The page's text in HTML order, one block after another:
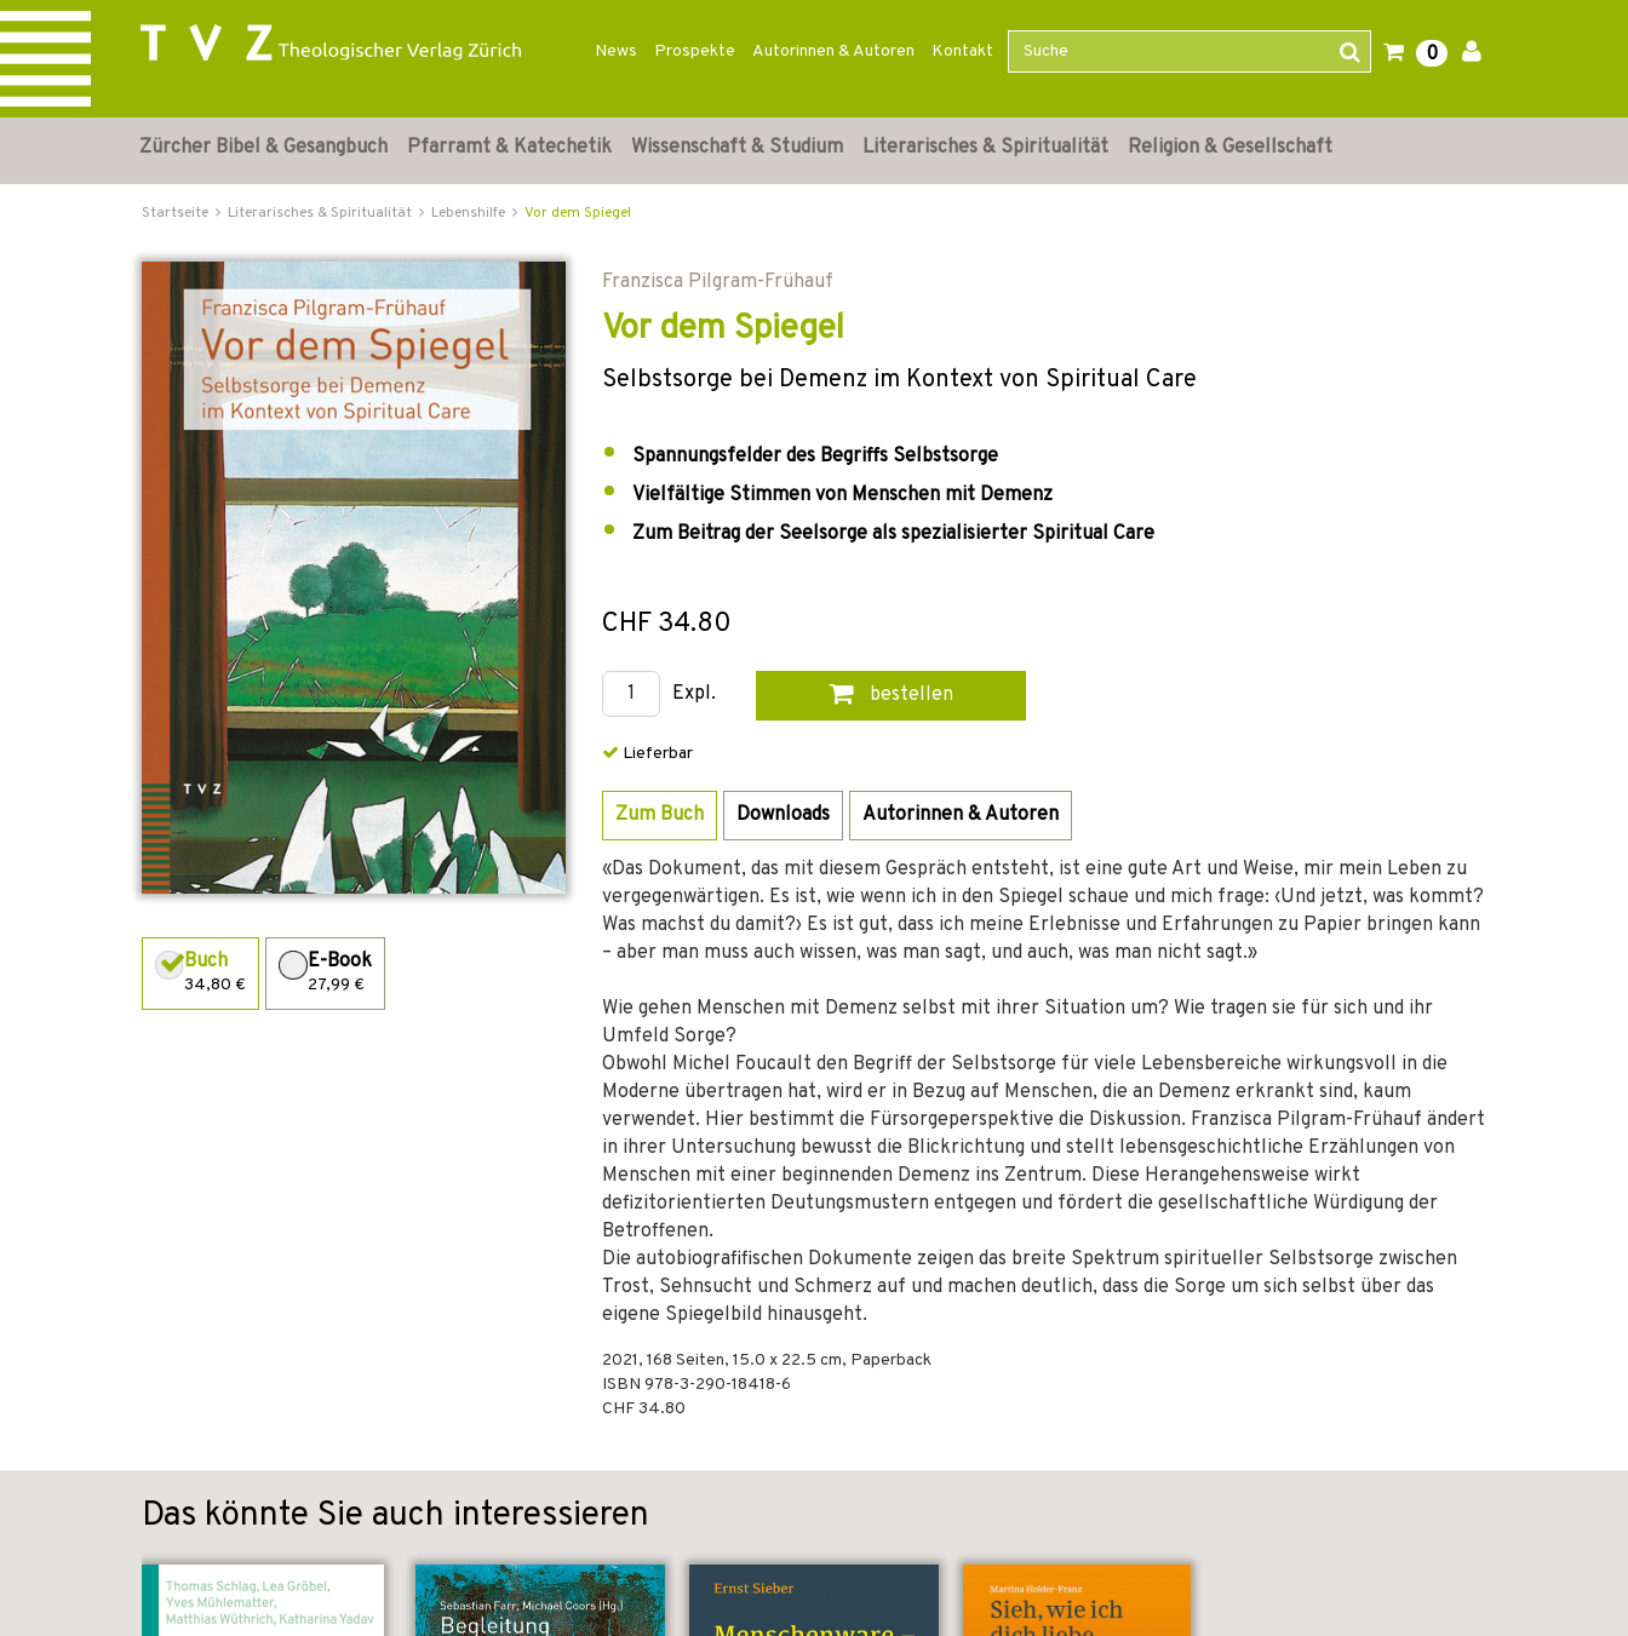
News Prospekte Autorinnen & Autoren Kontakt 0
Zürcher Bibel & Gesangbuch Pfarramt & Katechetik Wissenschaft & Studium Literarisches & Spiritualität Religion & Gesellschaft
Startseite Literarisches & Spiritualität Lebenshilfe Vor dem Spiegel
Buch
34,80 €
E-Book
27,99 €
Franzisca Pilgram-Frühauf
Vor dem Spiegel
Selbstsorge bei Demenz im Kontext von Spiritual Care
Spannungsfelder des Begriffs Selbstsorge
Vielfältige Stimmen von Menschen mit Demenz
Zum Beitrag der Seelsorge als spezialisierter Spiritual Care
CHF 34.80
Expl. bestellen
Lieferbar
Zum Buch Downloads Autorinnen & Autoren
«Das Dokument, das mit diesem Gespräch entsteht, ist eine gute Art und Weise, mir mein Leben zu
vergegenwärtigen. Es ist, wie wenn ich in den Spiegel schaue und mich frage: ‹Und jetzt, was kommt?
Was machst du damit?› Es ist gut, dass ich meine Erlebnisse und Erfahrungen zu Papier bringen kann
– aber man muss auch wissen, was man sagt, und auch, was man nicht sagt.»
Wie gehen Menschen mit Demenz selbst mit ihrer Situation um? Wie tragen sie für sich und ihr
Umfeld Sorge?
Obwohl Michel Foucault den Begriff der Selbstsorge für viele Lebensbereiche wirkungsvoll in die
Moderne übertragen hat, wird er in Bezug auf Menschen, die an Demenz erkrankt sind, kaum
verwendet. Hier bestimmt die Fürsorgeperspektive die Diskussion. Franzisca Pilgram-Frühauf ändert
in ihrer Untersuchung bewusst die Blickrichtung und stellt lebensgeschichtliche Erzählungen von
Menschen mit einer beginnenden Demenz ins Zentrum. Diese Herangehensweise wirkt
defizitorientierten Deutungsmustern entgegen und fördert die gesellschaftliche Würdigung der
Betroffenen.
Die autobiografifischen Dokumente zeigen das breite Spektrum spiritueller Selbstsorge zwischen
Trost, Sehnsucht und Schmerz auf und machen deutlich, dass die Sorge um sich selbst über das
eigene Spiegelbild hinausgeht.
2021, 168 Seiten, 15.0 x 22.5 cm, Paperback
ISBN 978-3-290-18418-6
CHF 34.80
Das könnte Sie auch interessieren